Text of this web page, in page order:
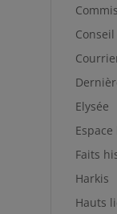
Elysée
Faits
Harkis
Hauts